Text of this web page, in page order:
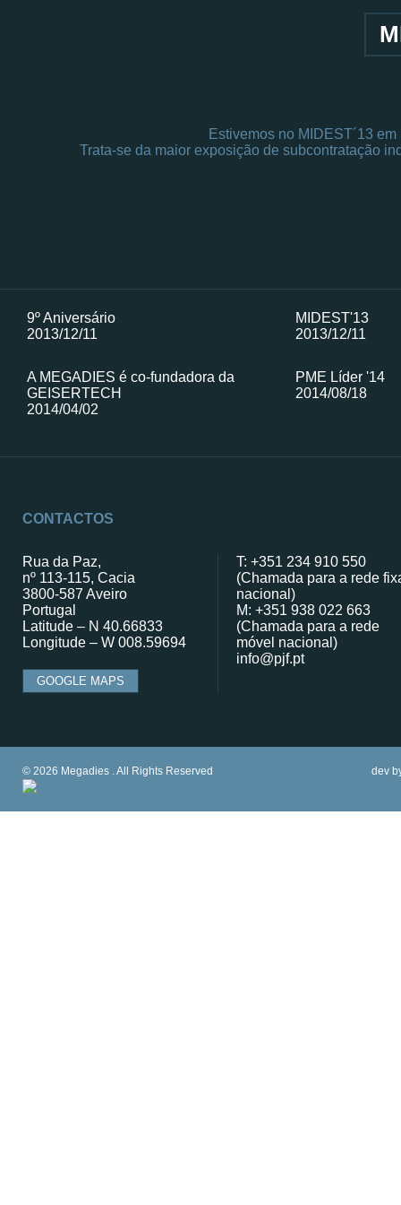
Estivemos no MIDEST´13
Trata-se da maior exposição de subcontratação
9º Aniversário
2013/12/11
MIDEST'13
2013/12/11
A MEGADIES é co-fundadora da
GEISERTECH
2014/04/02
PME Líder '14
2014/08/18
CONTACTOS
Rua da Paz,
nº 113-115, Cacia
3800-587 Aveiro
Portugal
Latitude – N 40.66833
Longitude – W 008.59694
GOOGLE MAPS
T: +351 234 910 550
(Chamada para a rede
nacional)
M: +351 938 022 663
(Chamada para a rede
móvel nacional)
info@pjf.pt
© 2026 Megadies . All Rights Reserved dev